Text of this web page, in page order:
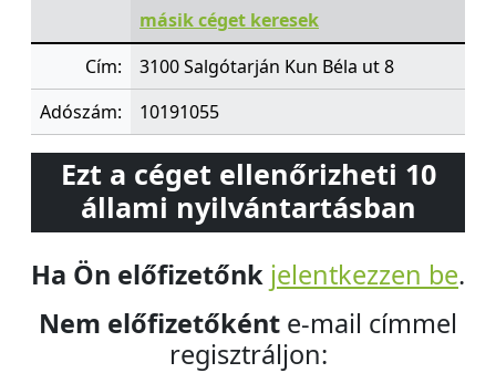
másik céget keresek
Cím:
3100 Salgótarján Kun Béla ut 8
Adószám:
10191055
Ezt a céget ellenőrizheti 10
állami nyilvántartásban
Ha Ön előfizetőnk jelentkezzen be.
Nem előfizetőként e-mail címmel
regisztráljon: